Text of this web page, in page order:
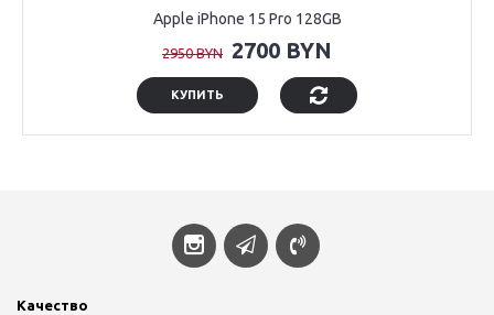
Apple iPhone 15 Pro 128GB
2950 BYN 2700 BYN
КУПИТЬ
Качество